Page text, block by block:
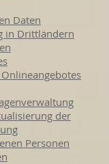
Daten
in Drittländern
der
Personen